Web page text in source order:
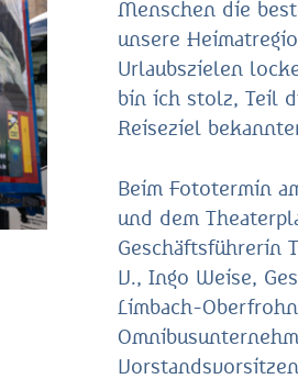
Menschen die
unsere
Urlaubszielen
bin ich stolz, Teil
Reiseziel
Beim Fototermin
und dem
Geschäftsführerin
V., Ingo Weise,
Limbach-